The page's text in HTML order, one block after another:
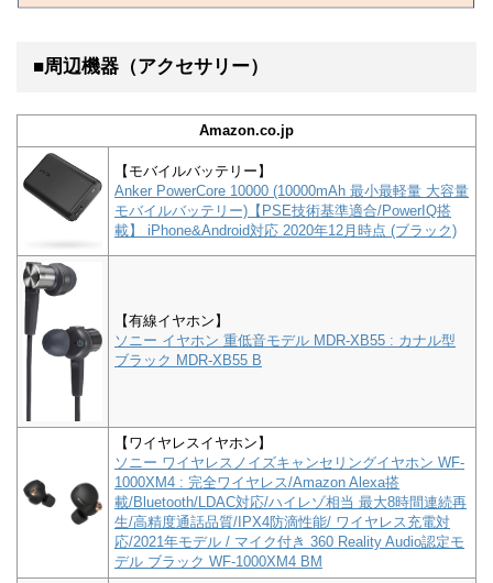
■周辺機器（アクセサリー）
Amazon.co.jp
【モバイルバッテリー】
Anker PowerCore 10000 (10000mAh 最小最軽量 大容量
モバイルバッテリー)【PSE技術基準適合/PowerIQ搭
載】 iPhone&Android対応 2020年12月時点 (ブラック)
【有線イヤホン】
ソニー イヤホン 重低音モデル MDR-XB55 : カナル型
ブラック MDR-XB55 B
【ワイヤレスイヤホン】
ソニー ワイヤレスノイズキャンセリングイヤホン WF-
1000XM4 : 完全ワイヤレス/Amazon Alexa搭
載/Bluetooth/LDAC対応/ハイレゾ相当 最大8時間連続再
生/高精度通話品質/IPX4防滴性能/ ワイヤレス充電対
応/2021年モデル / マイク付き 360 Reality Audio認定モ
デル ブラック WF-1000XM4 BM